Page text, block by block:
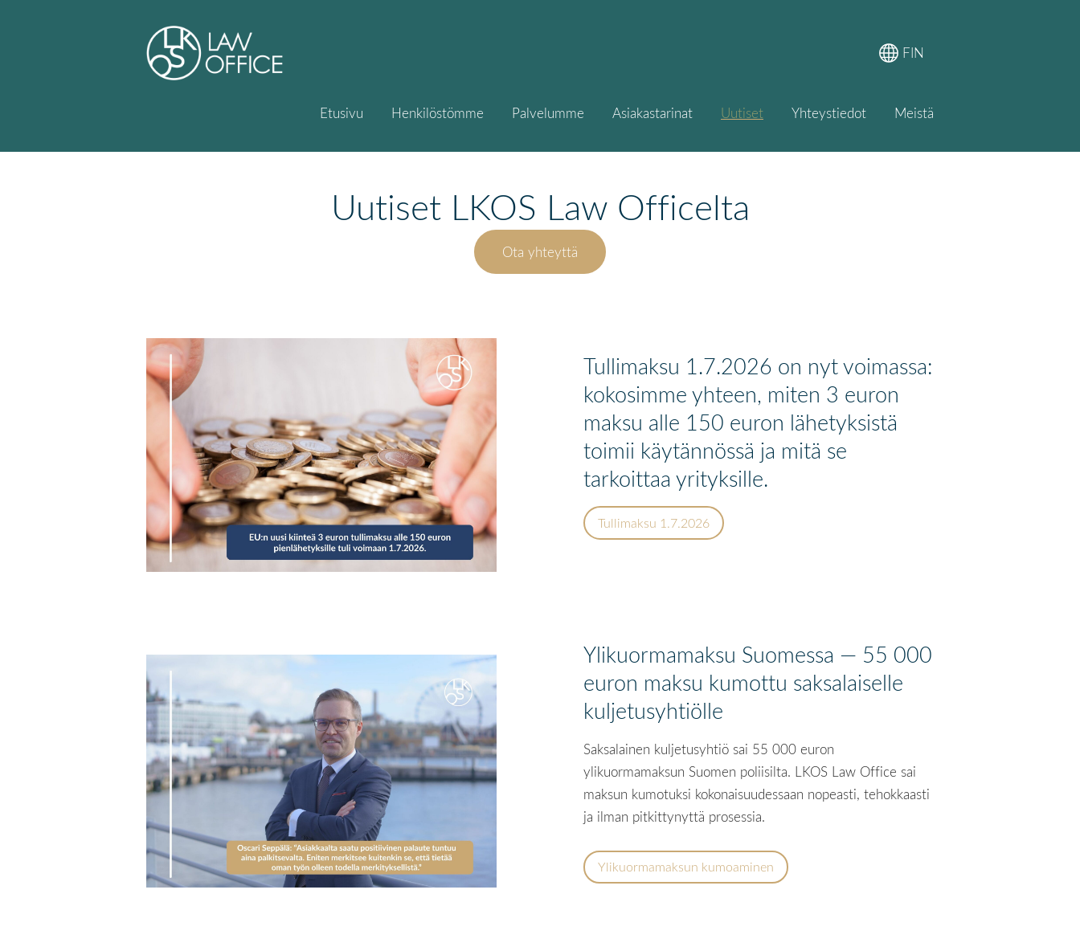
Etusivu Henkilöstömme Palvelumme Asiakastarinat Uutiset Yhteystiedot Meistä
FIN
Uutiset LKOS Law Officelta
Ota yhteyttä
Tullimaksu 1.7.2026 on nyt voimassa:
kokosimme yhteen, miten 3 euron
maksu alle 150 euron lähetyksistä
toimii käytännössä ja mitä se
tarkoittaa yrityksille.
Tullimaksu 1.7.2026
Ylikuormamaksu Suomessa — 55 000
euron maksu kumottu saksalaiselle
kuljetusyhtiölle
Saksalainen kuljetusyhtiö sai 55 000 euron
ylikuormamaksun Suomen poliisilta. LKOS Law Office sai
maksun kumotuksi kokonaisuudessaan nopeasti, tehokkaasti
ja ilman pitkittynyttä prosessia.
Ylikuormamaksun kumoaminen